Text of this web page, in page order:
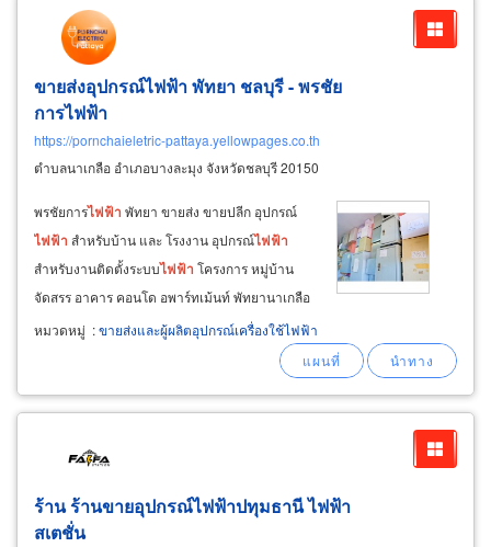
ขายส่งอุปกรณ์ไฟฟ้า พัทยา ชลบุรี - พรชัย
การไฟฟ้า
https://pornchaieletric-pattaya.yellowpages.co.th
ตำบลนาเกลือ อำเภอบางละมุง จังหวัดชลบุรี 20150
พรชัยการไฟฟ้า พัทยา ขายส่ง ขายปลีก อุปกรณ์
ไฟฟ้า สำหรับบ้าน และ โรงงาน อุปกรณ์ไฟฟ้า
สำหรับงานติดตั้งระบบไฟฟ้า โครงการ หมู่บ้าน
จัดสรร อาคาร คอนโด อพาร์ทเม้นท์ พัทยานาเกลือ
บางละมุง ชลบุรี สินค้าของร้านเรามีตั้งแต่อุปกรณ์
มือช่าง
ไฟฟ้า
หมวดหมู่ :ขายส่งและผู้ผลิตอุปกรณ์เครื่องใช้ไฟฟ้า
ร้าน ร้านขายอุปกรณ์ไฟฟ้าปทุมธานี ไฟฟ้า
สเตชั่น